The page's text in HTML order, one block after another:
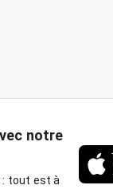
notre
tout est à